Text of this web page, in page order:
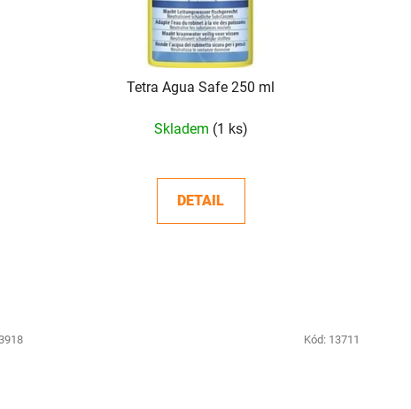
Tetra Agua Safe 250 ml
Skladem (1 ks)
DETAIL
Kód: 13711